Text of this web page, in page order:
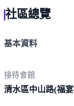
社區總覽
基本資料
接待會館
清水區中山路(福